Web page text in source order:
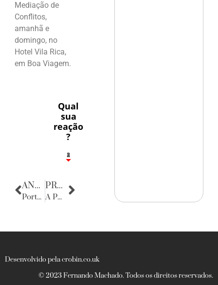
Mediação de
Conflitos,
amanhã e
domingo, no
Hotel Vila Rica,
em Boa Viagem.
Qual
sua
reação
?
1
2
8
ANTERIOR
Porta Retratos
PRÓXIMA
A PMPE & Patrulha dos Bairros III
Desenvolvido pela crobin.co.uk
© 2023 Fernando Machado. Todos os direitos reservados.